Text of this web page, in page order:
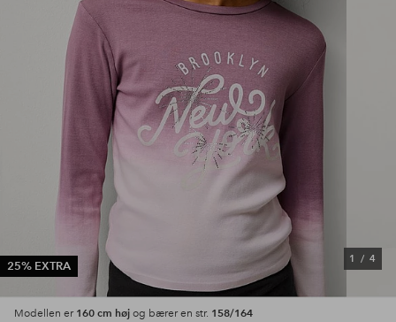
25% EXTRA
1 / 4
Modellen er 160 cm høj og bærer en str. 158/164